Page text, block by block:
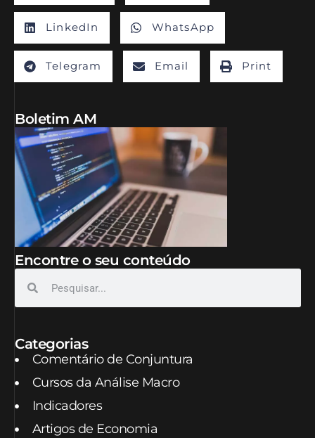
LinkedIn WhatsApp
Telegram Email Print
Boletim AM
Encontre o seu conteúdo
Categorias
Comentário de Conjuntura
Cursos da Análise Macro
Indicadores
Artigos de Economia